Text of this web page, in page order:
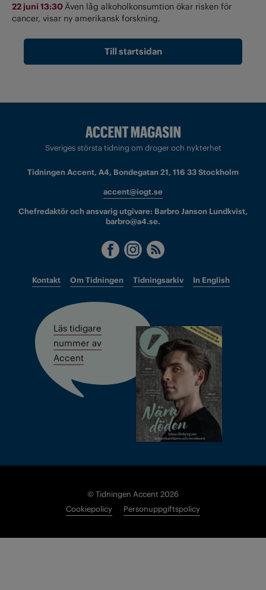
22 juni 13:30Även låg alkoholkonsumtion ökar risken för
cancer, visar ny amerikansk forskning.
Till startsidan
Sveriges största tidning om droger och nykterhet
Tidningen Accent, A4, Bondegatan 21, 116 33 Stockholm
accent@iogt.se
Chefredaktör och ansvarig utgivare: Barbro Janson Lundkvist,
barbro@a4.se.
Kontakt Om Tidningen Tidningsarkiv In English
Läs tidigare
nummer av
Accent
© Tidningen Accent 2026
Cookiepolicy
Personuppgiftspolicy